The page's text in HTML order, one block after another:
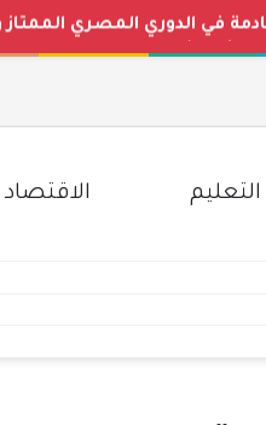
للعاملين بالدولة والوزارات
اليوم في مصر بعد التحديثات
التعليم الاقتصاد